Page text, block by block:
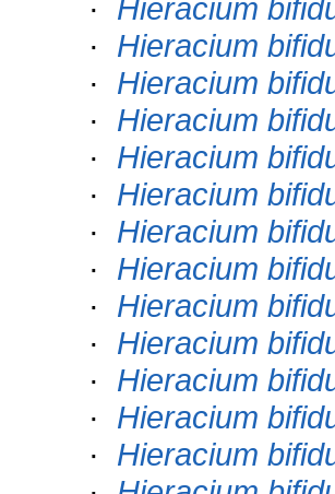
· Hieracium
· Hieracium
· Hieracium
· Hieracium
· Hieracium
· Hieracium
· Hieracium
· Hieracium
· Hieracium
· Hieracium
· Hieracium
· Hieracium
· Hieracium